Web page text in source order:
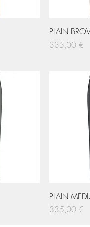
PLAIN
Pris
335,00 €
PLAIN
Pris
335,00 €